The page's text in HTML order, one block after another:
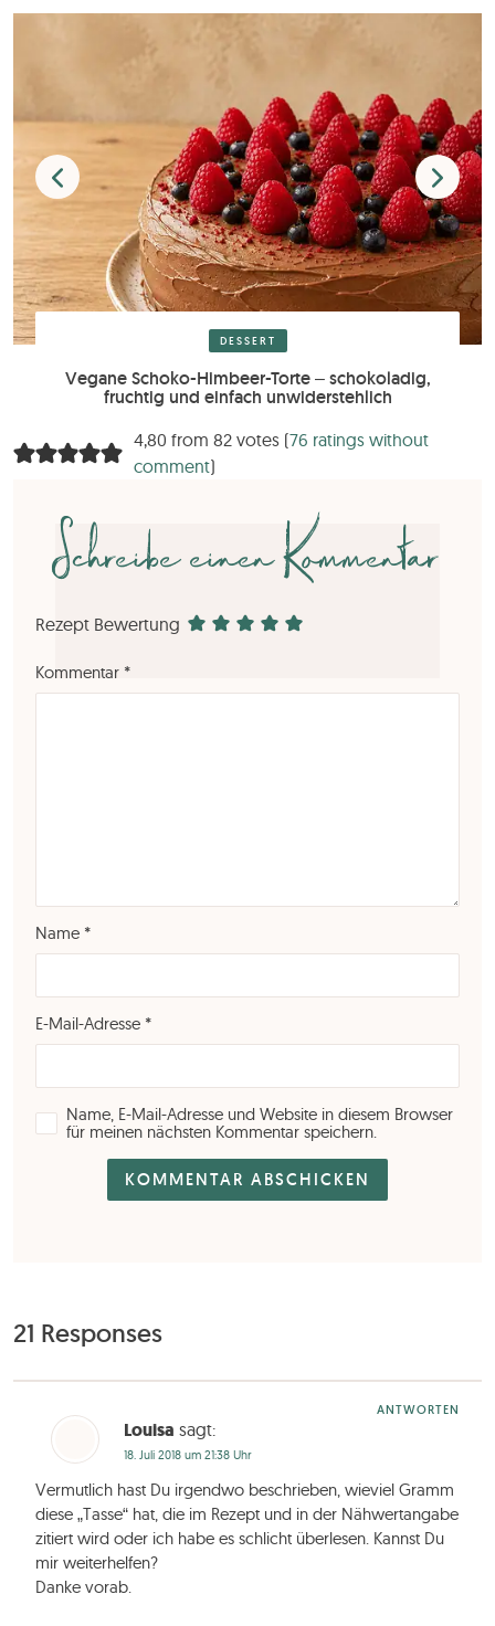
DESSERT
Vegane Schoko-Himbeer-Torte – schokoladig,
fruchtig und einfach unwiderstehlich
21 Responses
Louisa sagt:
18. Juli 2018 um 21:38 Uhr
Vermutlich hast Du irgendwo beschrieben, wieviel Gramm
diese „Tasse“ hat, die im Rezept und in der Nähwertangabe
zitiert wird oder ich habe es schlicht überlesen. Kannst Du
mir weiterhelfen?
Danke vorab.
ANTWORTEN
4,80 from 82 votes (76 ratings without
comment)
Schreibe einen Kommentar
Rezept Bewertung
Kommentar *
Name *
E-Mail-Adresse *
Name, E-Mail-Adresse und Website in diesem Browser
für meinen nächsten Kommentar speichern.